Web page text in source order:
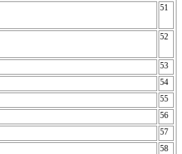
51
52
53
54
55
56
57
58